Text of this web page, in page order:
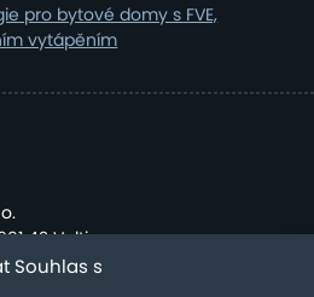
Souhlas s
pro bytové domy s FVE,
vytápěním
42 Valtice
2808, Břeclav